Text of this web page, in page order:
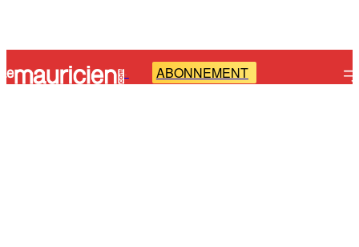
- ABONNEMENT